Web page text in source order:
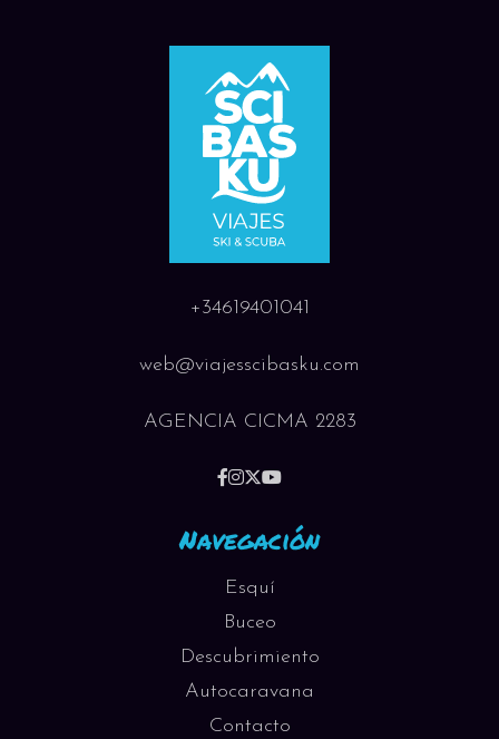
+34619401041
web@viajesscibasku.com
AGENCIA CICMA 2283
Navegación
Esquí
Buceo
Descubrimiento
Autocaravana
Contacto